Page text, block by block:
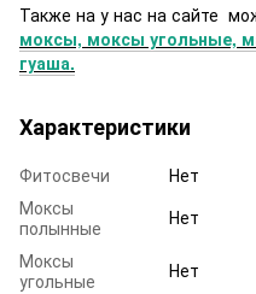
Также на у нас на сайте
моксы, моксы угольные,
гуаша.
Характеристики
Фитосвечи
Нет
Моксы
полынные
Нет
Моксы
угольные
Нет